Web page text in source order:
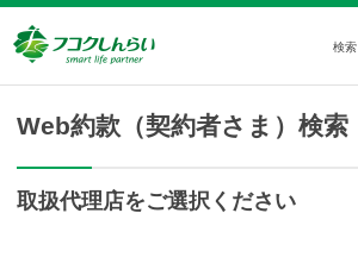
検索
Web約款（契約者さま）検索
取扱代理店をご選択ください